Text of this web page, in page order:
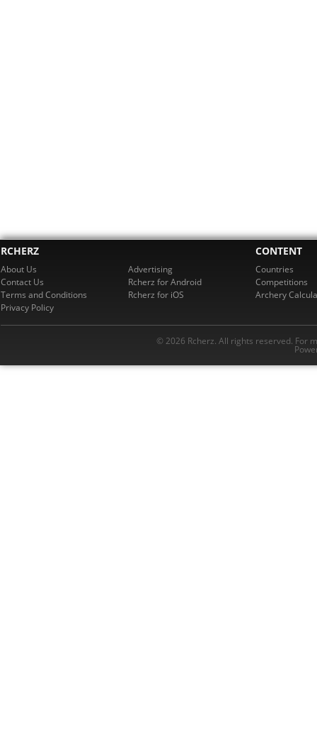
RCHERZ
About Us
Contact Us
Terms and Conditions
Privacy Policy
Advertising
Rcherz for Android
Rcherz for iOS
CONTENT
Countries
Competitions
Archery
© 2026 Rcherz. All rights reserved. For